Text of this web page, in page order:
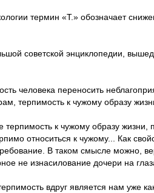
термин «Т.» обозначает
советской энциклопедии,
человека переносить
терпимость к чужому образу
терпимость к чужому образу
относиться к чужому... Как
В таком смысле можно,
не изнасилование дочери на
вдруг является нам уже